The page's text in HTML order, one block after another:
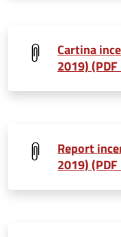
Cartina
2019)
Report
2019)